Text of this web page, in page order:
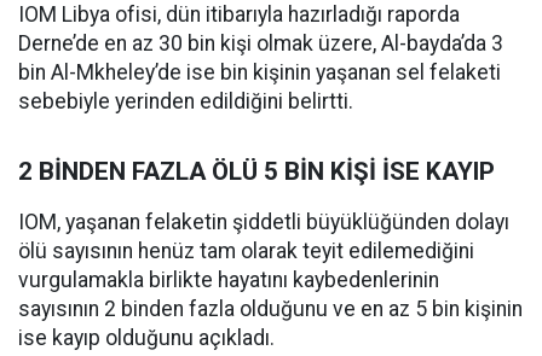
IOM Libya ofisi, dün itibarıyla hazırladığı raporda
Derne’de en az 30 bin kişi olmak üzere, Al-bayda’da 3
bin Al-Mkheley’de ise bin kişinin yaşanan sel felaketi
sebebiyle yerinden edildiğini belirtti.
2 BİNDEN FAZLA ÖLÜ 5 BİN KİŞİ İSE KAYIP
IOM, yaşanan felaketin şiddetli büyüklüğünden dolayı
ölü sayısının henüz tam olarak teyit edilemediğini
vurgulamakla birlikte hayatını kaybedenlerinin
sayısının 2 binden fazla olduğunu ve en az 5 bin kişinin
ise kayıp olduğunu açıkladı.